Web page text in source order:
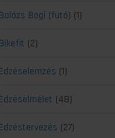
Balázs Bogi (futó) (1)
Bikefit (2)
Edzéselemzés (1)
Edzéselmélet (48)
Edzéstervezés (27)